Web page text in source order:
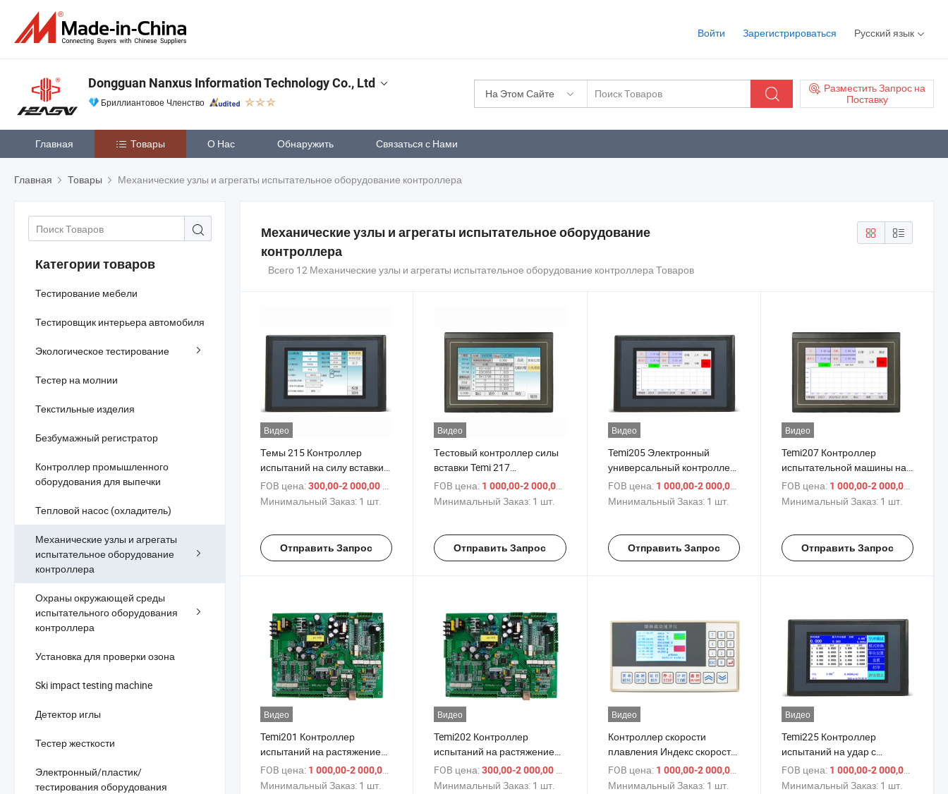
Войти Зарегистрироваться Русский язык
На Этом Сайте
Разместить Запрос на
Поставку
Dongguan Nanxus Information Technology Co., Ltd
Бриллиантовое Членство
Главная Товары О Нас Обнаружить Связаться с Нами
Главная Товары Механические узлы и агрегаты испытательное оборудование контроллера
Категории товаров
Тестирование мебели
Тестировщик интерьера автомобиля
Экологическое тестирование
Тестер на молнии
Текстильные изделия
Безбумажный регистратор
Контроллер промышленного
оборудования для выпечки
Тепловой насос (охладитель)
Механические узлы и агрегаты
испытательное оборудование
контроллера
Охраны окружающей среды
испытательного оборудования
контроллера
Установка для проверки озона
Ski impact testing machine
Детектор иглы
Тестер жесткости
Электронный/пластик/
тестирования оборудования
Механические узлы и агрегаты испытательное оборудование
контроллера
Всего 12 Механические узлы и агрегаты испытательное оборудование контроллера Товаров
Видео
Темы 215 Контроллер
испытаний на силу вставки
Машина для испытаний на
силу вставки
FOB цена:300,00-2 000,00 $
Минимальный Заказ: 1 шт.
Отправить Запрос
Видео
Тестовый контроллер силы
вставки Temi 217
Оборудование для
тестирования силы
FOB цена: 1 000,00-2 000,00 $
Минимальный Заказ: 1 шт.
Отправить Запрос
Видео
Temi205 Электронный
универсальный контроллер
машины для испытаний на
растяжение и сжатие
FOB цена: 1 000,00-2 000,00 $
Минимальный Заказ: 1 шт.
Отправить Запрос
Видео
Temi207 Контроллер
испытательной машины на
растяжение Контроль
универсальной
FOB цена: 1 000,00-2 000,00 $
Минимальный Заказ: 1 шт.
Отправить Запрос
Видео
Temi201 Контроллер
испытаний на растяжение
универсальный / Машина
для испытаний на
FOB цена: 1 000,00-2 000,00 $
Минимальный Заказ: 1 шт.
Видео
Temi202 Контроллер
испытаний на растяжение
Машина для испытаний на
сжатие
FOB цена: 300,00-2 000,00 $
Минимальный Заказ: 1 шт.
Видео
Контроллер скорости
плавления Индекс скорости
плавления
FOB цена: 1 000,00-2 000,00 $
Минимальный Заказ: 1 шт.
Видео
Temi225 Контроллер
испытаний на удар с
маятником
Моторизованный
FOB цена: 1 000,00-2 000,00 $
Минимальный Заказ: 1 шт.